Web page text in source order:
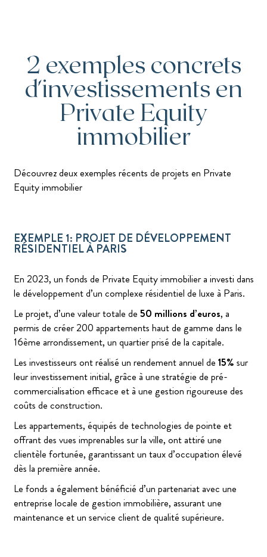
2 exemples concrets
d'investissements en
Private Equity
immobilier
Découvrez deux exemples récents de projets en Private
Equity immobilier
EXEMPLE 1: PROJET DE DÉVELOPPEMENT
RÉSIDENTIEL À PARIS
En 2023, un fonds de Private Equity immobilier a investi dans
le développement d’un complexe résidentiel de luxe à Paris.
Le projet, d’une valeur totale de 50 millions d’euros, a
permis de créer 200 appartements haut de gamme dans le
16ème arrondissement, un quartier prisé de la capitale.
Les investisseurs ont réalisé un rendement annuel de 15% sur
leur investissement initial, grâce à une stratégie de pré-
commercialisation efficace et à une gestion rigoureuse des
coûts de construction.
Les appartements, équipés de technologies de pointe et
offrant des vues imprenables sur la ville, ont attiré une
clientèle fortunée, garantissant un taux d’occupation élevé
dès la première année.
Le fonds a également bénéficié d’un partenariat avec une
entreprise locale de gestion immobilière, assurant une
maintenance et un service client de qualité supérieure.